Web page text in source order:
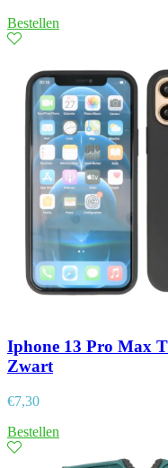
Bestellen
Iphone 13 Pro Max
Zwart
€7,30
Bestellen